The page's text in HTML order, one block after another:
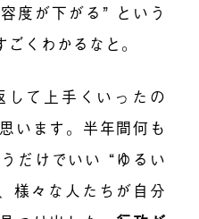
度が下がる” という
くわかるなと。
て上手くいったの
います。半年間何も
だけでいい “ゆるい
様々な人たちが自分